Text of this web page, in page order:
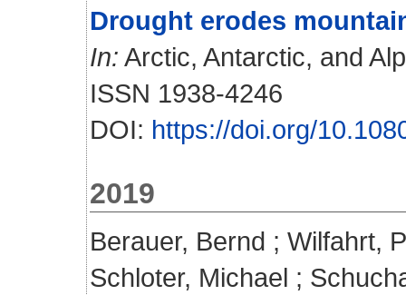
Drought erodes
In: Arctic, Antarctic, and
ISSN 1938-4246
DOI: https://doi.org/
2019
Berauer, Bernd ; Wilfahrt,
Schloter, Michael ;